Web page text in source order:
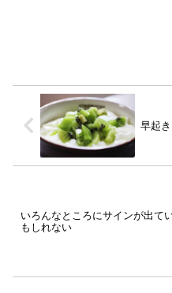
早起
いろんなところにサインが出て
もしれない